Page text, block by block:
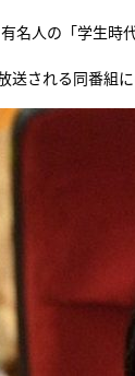
名人の「学生時
送される同番組